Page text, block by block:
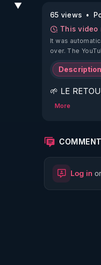
▼
65 views
This video
It was
over. The
Description
🌱 LE
🌱 LE
http://rgnr.li/
More
Log in or